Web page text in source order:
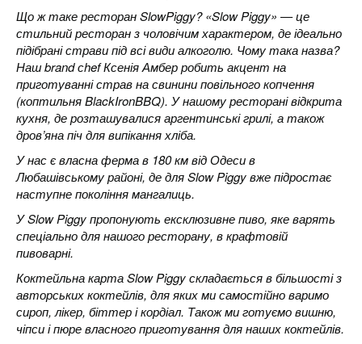
Що ж таке ресторан SlowPiggy? «Slow Piggy» — це
стильний ресторан з чоловічим характером, де ідеально
підібрані страви під всі види алкоголю. Чому така назва?
Наш brand сhef Ксенія Амбер робить акцент на
приготуванні страв на свинини повільного копчення
(коптильня BlackIronBBQ). У нашому ресторані відкрита
кухня, де розташувалися аргентинські грилі, а також
дров’яна піч для випікання хліба.
У нас є власна ферма в 180 км від Одеси в
Любашівському районі, де для Slow Piggy вже підростає
наступне покоління мангалиць.
У Slow Piggy пропонують ексклюзивне пиво, яке варять
спеціально для нашого ресторану, в крафтовій
пивоварні.
Коктейльна карта Slow Piggy складається в більшості з
авторських коктейлів, для яких ми самостійно варимо
сироп, лікер, біттер і кордіал. Також ми готуємо вишню,
чіпси і пюре власного приготування для наших коктейлів.